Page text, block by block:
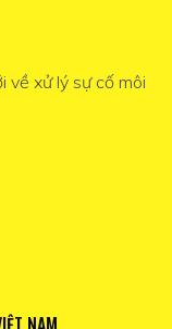
về xử lý sự cố môi